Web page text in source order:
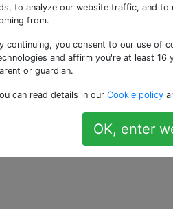
ich die Anmerkung
von
finden, die Nullable im
java.util.@Nullable
Optional <T> toJavaUtil (
googleOptional.
to analyze our website traffic, and to
from.
continuing, you consent to our use of
and affirm you're at least 16
or guardian.
can read details in our Cookie policy
OK, enter